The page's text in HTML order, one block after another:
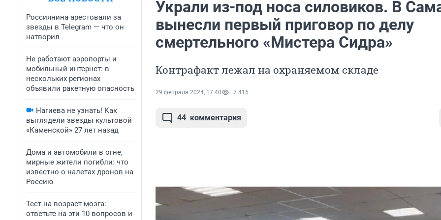
Россиянина арестовали за
звезды в Telegram — что он
натворил
Не работают аэропорты и
мобильный интернет: в
нескольких регионах
объявили ракетную опасность
Нагиева не узнать! Как
выглядели звезды культовой
«Каменской» 27 лет назад
Дома и автомобили в огне,
мирные жители погибли: что
известно о налетах дронов на
Россию
Тест на возраст мозга:
ответьте на эти 10 вопросов и
Украли из-под носа силовиков. В
вынесли первый приговор по делу
смертельного «Мистера Сидра»
Контрафакт лежал на охраняемом складе
29 февраля 2024, 17:40 7 415
44 комментария